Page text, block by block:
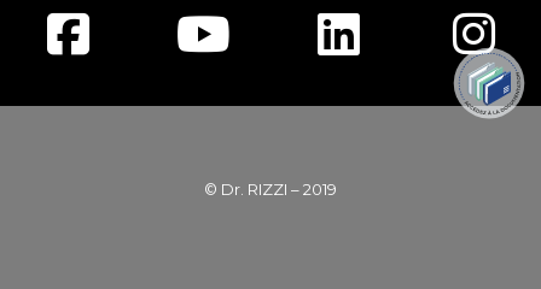
© Dr. RIZZI – 2019